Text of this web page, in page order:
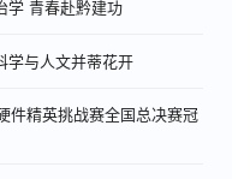
学 青春赴黔建功
学与人文并蒂花开
件精英挑战赛全国总决赛冠